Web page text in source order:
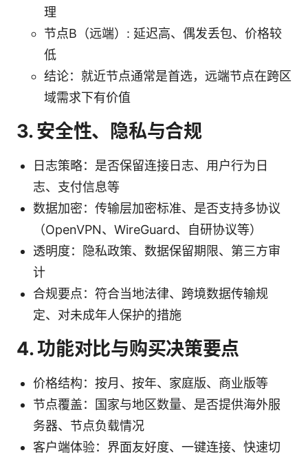
理
节点B（远端）: 延迟高、偶发丢包、价格较
低
结论：就近节点通常是首选，远端节点在跨区
域需求下有价值
3. 安全性、隐私与合规
日志策略：是否保留连接日志、用户行为日
志、支付信息等
数据加密：传输层加密标准、是否支持多协议
（OpenVPN、WireGuard、自研协议等）
透明度：隐私政策、数据保留期限、第三方审
计
合规要点：符合当地法律、跨境数据传输规
定、对未成年人保护的措施
4. 功能对比与购买决策要点
价格结构：按月、按年、家庭版、商业版等
节点覆盖：国家与地区数量、是否提供海外服
务器、节点负载情况
客户端体验：界面友好度、一键连接、快速切